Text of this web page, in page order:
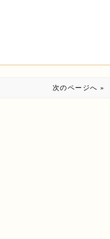
次のページへ »